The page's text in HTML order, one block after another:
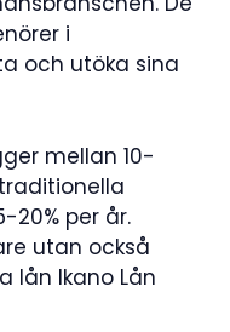
i
och utöka sina
mellan 10-
20% per år.
utan också
lån Ikano Lån